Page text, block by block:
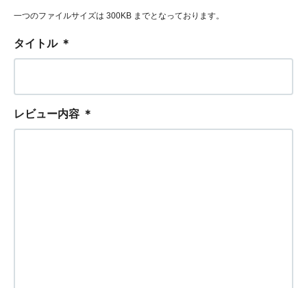
一つのファイルサイズは 300KB までとなっております。
タイトル ＊
レビュー内容 ＊